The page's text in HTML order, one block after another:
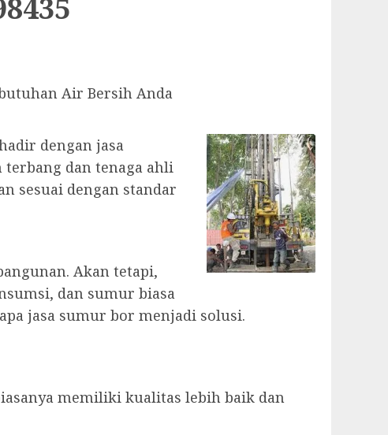
Air Bersih Anda
dengan jasa
dan tenaga ahli
sesuai dengan standar
Akan tetapi,
dan sumur biasa
jasa sumur bor menjadi solusi.
memiliki kualitas lebih baik dan